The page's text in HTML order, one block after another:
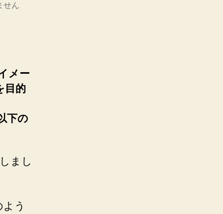
せん
メー
目的
下の
まし
う